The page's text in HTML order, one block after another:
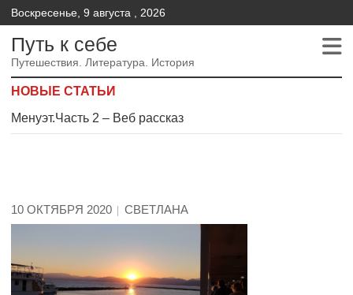
Воскресенье, 9 августа , 2026
Путь к себе
Путешествия. Литература. История
НОВЫЕ СТАТЬИ
Менуэт.Часть 2 – Веб рассказ
10 ОКТЯБРЯ 2020 СВЕТЛАНА